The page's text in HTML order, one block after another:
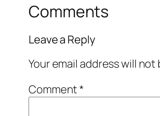
Comments
Leave a Reply
Your email address will
Comment*